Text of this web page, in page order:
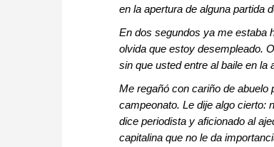
en la apertura de alguna partida
En dos segundos ya me estaba
olvida que estoy desempleado.
sin que usted entre al baile en la
Me regañó con cariño de abuelo
campeonato. Le dije algo cierto:
dice periodista y aficionado al
capitalina que no le da